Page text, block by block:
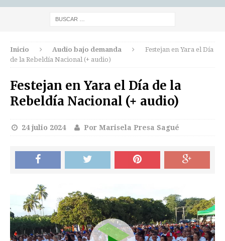
Inicio Audio bajo demanda
Festejan en Yara el Día
de la Rebeldía Nacional (+ audio)
Festejan en Yara el Día de la
Rebeldía Nacional (+ audio)
24 julio 2024 Por Marisela Presa Sagué